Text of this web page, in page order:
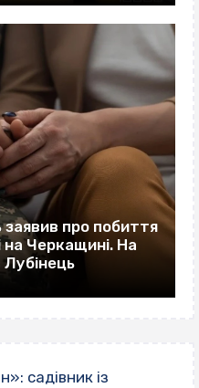
про побиття
Черкащині. На
Лубінець
садівник із